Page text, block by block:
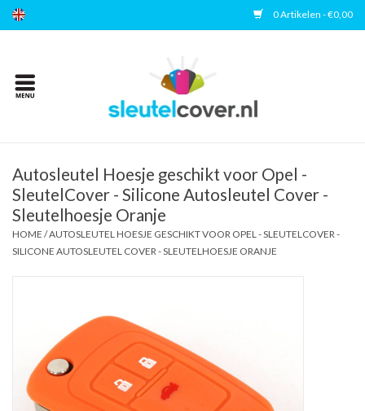
0 Artikelen - €0,00
Home
Accessoires
Veelgestelde vragen
Autosleutel Hoesje geschikt voor Opel -
SleutelCover - Silicone Autosleutel Cover -
Sleutelhoesje Oranje
HOME /AUTOSLEUTEL HOESJE GESCHIKT VOOR OPEL - SLEUTELCOVER -
SILICONE AUTOSLEUTEL COVER - SLEUTELHOESJE ORANJE